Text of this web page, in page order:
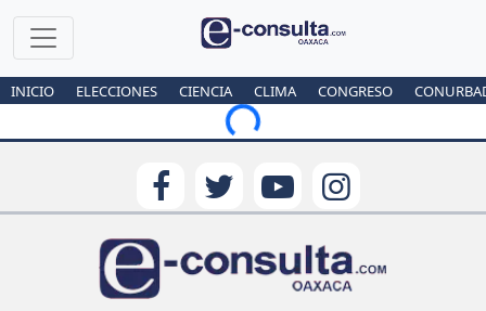
INICIO ELECCIONES CIENCIA CLIMA CONGRESO
Loading...